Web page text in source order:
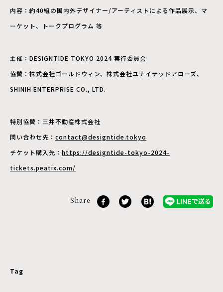
内容：約40組の国内外デザイナー/アーティストによる作品展示、マ
ーケット、トークプログラム 等
主催：DESIGNTIDE TOKYO 2024 実行委員会
協賛：株式会社ゴールドウィン、株式会社ユナイテッドアローズ、
SHINIH ENTERPRISE CO., LTD.
特別協賛：三井不動産株式会社
問い合わせ先： contact@designtide.tokyo
チケット購入先： https://designtide-tokyo-2024-
tickets.peatix.com/
Share
Tag